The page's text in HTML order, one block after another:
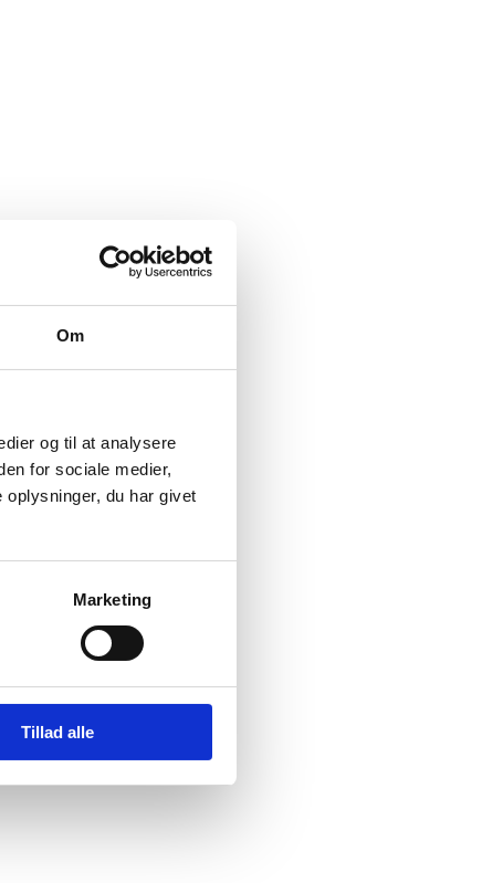
Om
og til at analysere
for sociale medier,
du har givet
Marketing
Tillad alle